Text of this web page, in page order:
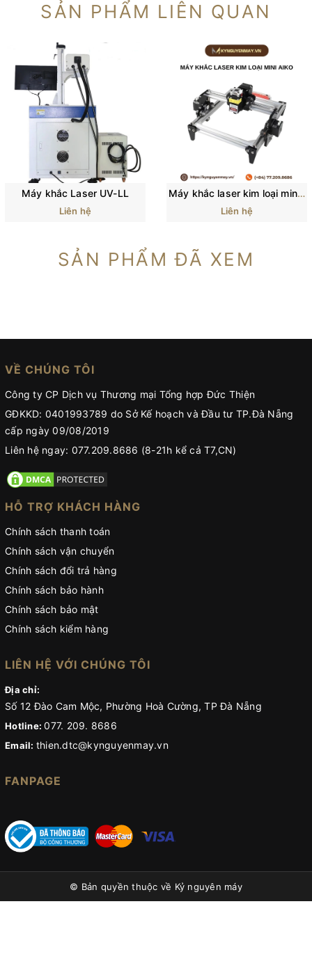
SẢN PHẨM LIÊN QUAN
Máy khắc Laser UV-LL
Liên hệ
Máy khắc laser kim loại mini AIKO
Liên hệ
SẢN PHẨM ĐÃ XEM
VỀ CHÚNG TÔI
Công ty CP Dịch vụ Thương mại Tổng hợp Đức Thiện
GĐKKD: 0401993789 do Sở Kế hoạch và Đầu tư TP.Đà Nẵng
cấp ngày 09/08/2019
Liên hệ ngay: 077.209.8686 (8-21h kể cả T7,CN)
HỖ TRỢ KHÁCH HÀNG
Chính sách thanh toán
Chính sách vận chuyển
Chính sách đổi trả hàng
Chính sách bảo hành
Chính sách bảo mật
Chính sách kiểm hàng
LIÊN HỆ VỚI CHÚNG TÔI
Địa chỉ:
Số 12 Đào Cam Mộc, Phường Hoà Cường, TP Đà Nẵng
Hotline:077. 209. 8686
Email: thien.dtc@kynguyenmay.vn
FANPAGE
© Bản quyền thuộc về Kỷ nguyên máy